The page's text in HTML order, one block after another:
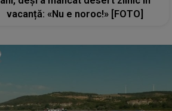
vacanță: «Nu e noroc!» [FOTO]